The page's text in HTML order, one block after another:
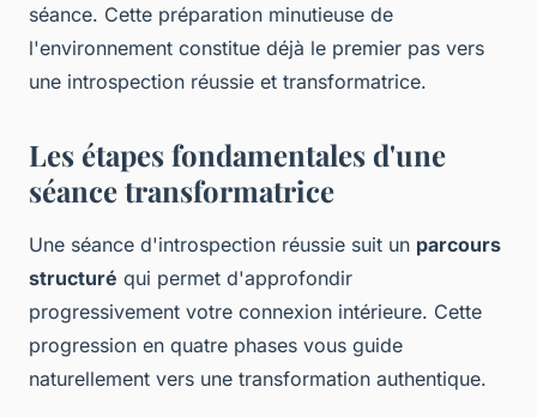
séance. Cette préparation minutieuse de
l'environnement constitue déjà le premier pas vers
une introspection réussie et transformatrice.
Les étapes fondamentales d'une
séance transformatrice
Une séance d'introspection réussie suit un parcours
structuré qui permet d'approfondir
progressivement votre connexion intérieure. Cette
progression en quatre phases vous guide
naturellement vers une transformation authentique.